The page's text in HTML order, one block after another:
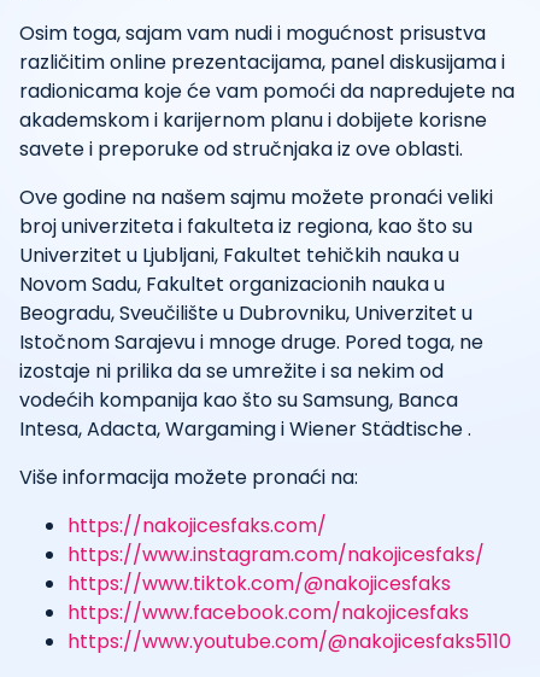
Osim toga, sajam vam nudi i mogućnost prisustva
različitim online prezentacijama, panel diskusijama i
radionicama koje će vam pomoći da napredujete na
akademskom i karijernom planu i dobijete korisne
savete i preporuke od stručnjaka iz ove oblasti.
Ove godine na našem sajmu možete pronaći veliki
broj univerziteta i fakulteta iz regiona, kao što su
Univerzitet u Ljubljani, Fakultet tehičkih nauka u
Novom Sadu, Fakultet organizacionih nauka u
Beogradu, Sveučilište u Dubrovniku, Univerzitet u
Istočnom Sarajevu i mnoge druge. Pored toga, ne
izostaje ni prilika da se umrežite i sa nekim od
vodećih kompanija kao što su Samsung, Banca
Intesa, Adacta, Wargaming i Wiener Städtische .
Više informacija možete pronaći na:
https://nakojicesfaks.com/
https://www.instagram.com/nakojicesfaks/
https://www.tiktok.com/@nakojicesfaks
https://www.facebook.com/nakojicesfaks
https://www.youtube.com/@nakojicesfaks5110